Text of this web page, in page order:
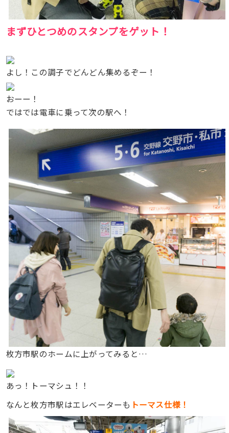
まずひとつめのスタンプをゲット！
よし！この調子でどんどん集めるぞー！
おーー！
ではでは電車に乗って次の駅へ！
枚方市駅のホームに上がってみると…
あっ！トーマシュ！！
なんと枚方市駅はエレベーターも トーマス仕様！